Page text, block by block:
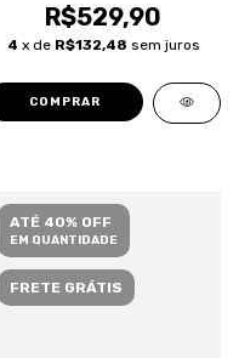
R$529,90
4 x de R$132,48 sem juros
COMPRAR
ATÉ 40% OFF
EM QUANTIDADE
FRETE GRÁTIS